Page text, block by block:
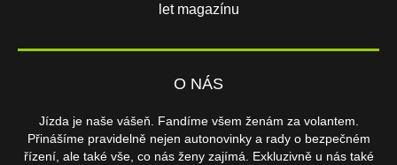
let magazínu
O NÁS
Jízda je naše vášeň. Fandíme všem ženám za volantem.
Přinášíme pravidelně nejen autonovinky a rady o bezpečném
řízení, ale také vše, co nás ženy zajímá. Exkluzivně u nás také